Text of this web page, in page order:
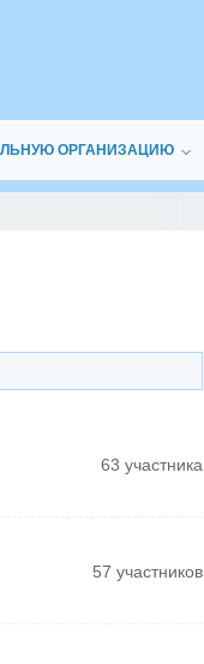
ОРГАНИЗАЦИЮ
63 участника
57 участников